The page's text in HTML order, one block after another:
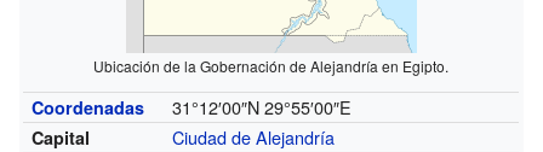
Ubicación de la Gobernación de Alejandría en Egipto.
Coordenadas 31°12′00″N 29°55′00″E
Capital Ciudad de Alejandría